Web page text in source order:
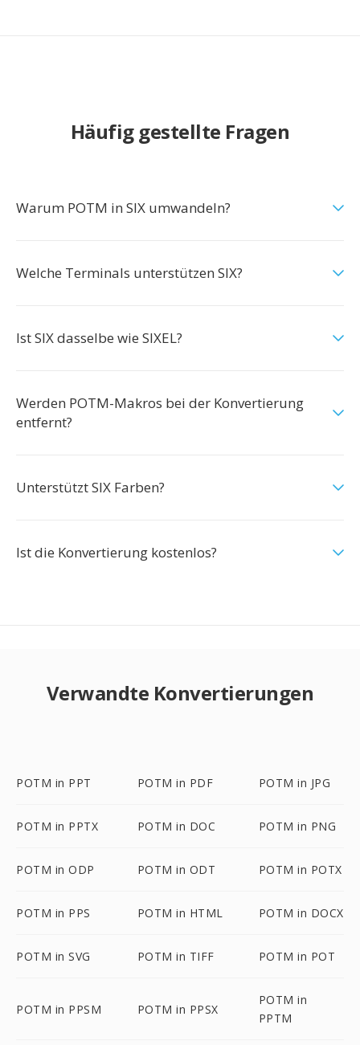
Häufig gestellte Fragen
Warum POTM in SIX umwandeln?
Welche Terminals unterstützen SIX?
Ist SIX dasselbe wie SIXEL?
Werden POTM-Makros bei der Konvertierung
entfernt?
Unterstützt SIX Farben?
Ist die Konvertierung kostenlos?
Verwandte Konvertierungen
POTM in PPT POTM in PDF POTM in JPG
POTM in PPTX POTM in DOC POTM in PNG
POTM in ODP POTM in ODT POTM in POTX
POTM in PPS POTM in HTML POTM in DOCX
POTM in SVG POTM in TIFF POTM in POT
POTM in PPSM POTM in PPSX
POTM in
PPTM